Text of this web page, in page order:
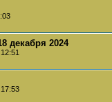
декабря 2024